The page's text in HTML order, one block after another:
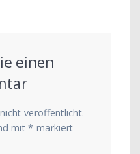
einen
veröffentlicht.
mit * markiert